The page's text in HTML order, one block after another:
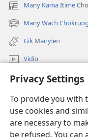
Privacy Settings
To provide you with
use cookies and
are necessary to
be refused. You can
Many Kama Itime
(opens
new
window)
Many Wach
(opens
new
window)
Gik Manyien
Vidio
Many Gimoro e JW.ORG
Chiwo
(opens
new
window)Watchtower ONLINE
(opens